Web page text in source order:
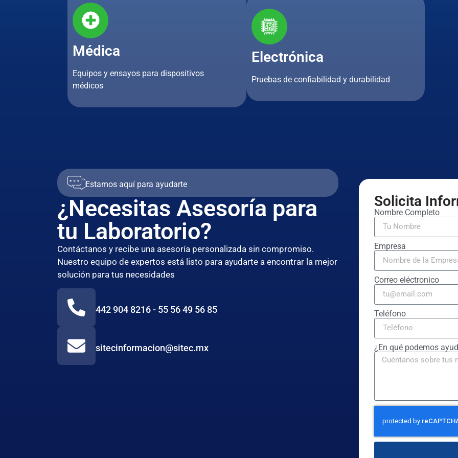
Médica
Equipos y ensayos para dispositivos
médicos
Electrónica
Pruebas de confiabilidad y durabilidad
Estamos aquí para ayudarte
¿Necesitas Asesoría para
tu Laboratorio?
Contáctanos y recibe una asesoría personalizada sin compromiso.
Nuestro equipo de expertos está listo para ayudarte a encontrar la mejor
solución para tus necesidades
442 904 8216 - 55 56 49 56 85
sitecinformacion@sitec.mx
Solicita
Nombre Completo
Empresa
Correo eléctronico
Teléfono
¿En qué podemos